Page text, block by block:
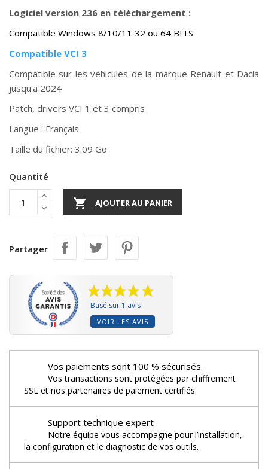
Logiciel version 236 en téléchargement :
Compatible Windows 8/10/11 32 ou 64 BITS
Compatible VCI 3
Compatible sur les véhicules de la marque Renault et Dacia
jusqu'a 2024
Patch, drivers VCI 1 et 3 compris
Langue : Français
Taille du fichier: 3.09 Go
Quantité
 AJOUTER AU PANIER
Partager
Basé sur 1 avis
VOIR LES AVIS
Vos paiements sont 100 % sécurisés.
Vos transactions sont protégées par chiffrement
SSL et nos partenaires de paiement certifiés.
Support technique expert
Notre équipe vous accompagne pour l’installation,
la configuration et le diagnostic de vos outils.